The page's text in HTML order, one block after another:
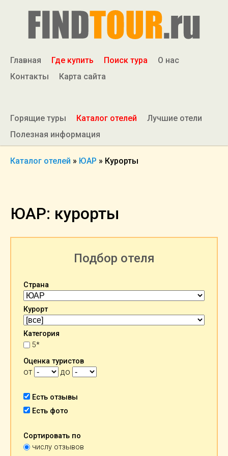
Главная Где купить Поиск тура
О нас
Контакты
Карта сайта
Горящие туры Каталог отелей
Лучшие отели
Полезная информация
Каталог отелей » ЮАР » Курорты
ЮАР: курорты
Подбор отеля
Страна
Курорт
Категория
5*
Оценка туристов
от до
Есть отзывы
Есть фото
Сортировать по
числу отзывов